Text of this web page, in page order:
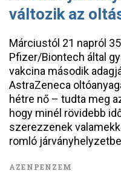
változik az
Márciustól 21 napról
Pfizer/Biontech által
vakcina második
AstraZeneca
hétre nő – tudta meg
hogy minél rövidebb
szerezzenek
romló
AZENPENZEM